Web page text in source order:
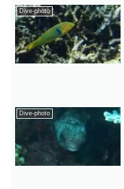
Dive-photo
Dive-photo